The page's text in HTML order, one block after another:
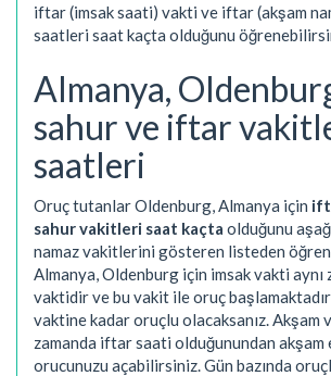
iftar (imsak saati) vakti ve iftar (akşam
saatleri saat kaçta olduğunu
Almanya,
sahur ve iftar
saatleri
Oruç tutanlar Oldenburg, Almanya için
sahur vakitleri saat kaçta olduğunu
namaz vakitlerini gösteren listeden
Almanya, Oldenburg için imsak vakti aynı
vaktidir ve bu vakit ile oruç başlamaktadır
vaktine kadar oruçlu olacaksanız. Akşam
zamanda iftar saati olduğunundan akşam
orucunuzu açabilirsiniz. Gün bazında